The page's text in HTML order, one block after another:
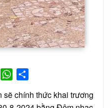
WhatsApp
chính thức khai trương